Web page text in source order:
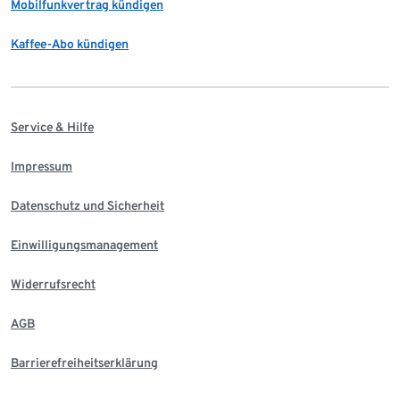
Mobilfunkvertrag kündigen
Kaffee-Abo kündigen
Service & Hilfe
Impressum
Datenschutz und Sicherheit
Einwilligungsmanagement
Widerrufsrecht
AGB
Barrierefreiheitserklärung